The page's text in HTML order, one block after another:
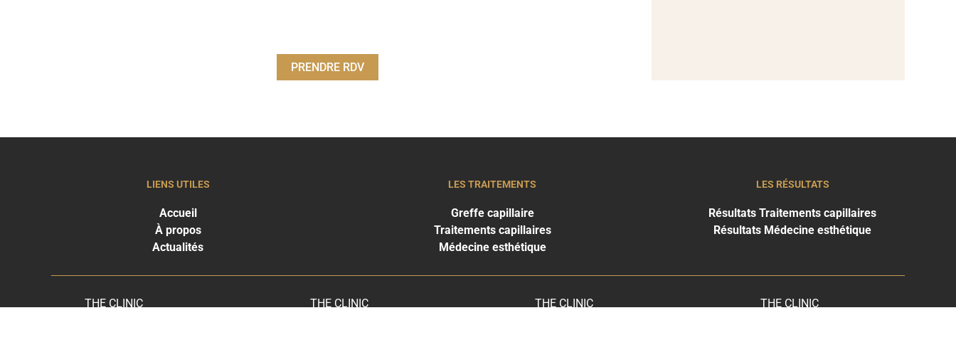
PRENDRE RDV
LIENS UTILES
Accueil
À propos
Actualités
LES TRAITEMENTS
Greffe capillaire
Traitements capillaires
Médecine esthétique
LES RÉSULTATS
Résultats Traitements capillaires
Résultats Médecine esthétique
THE CLINIC
THE CLINIC
THE CLINIC
THE CLINIC